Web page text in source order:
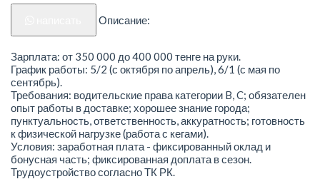
Описание:
Зарплата: от 350 000 до 400 000 тенге на руки.
График работы: 5/2 (с октября по апрель), 6/1 (с мая по
сентябрь).
Требования: водительские права категории B, C; обязателен
опыт работы в доставке; хорошее знание города;
пунктуальность, ответственность, аккуратность; готовность
к физической нагрузке (работа с кегами).
Условия: заработная плата - фиксированный оклад и
бонусная часть; фиксированная доплата в сезон.
Трудоустройство согласно ТК РК.